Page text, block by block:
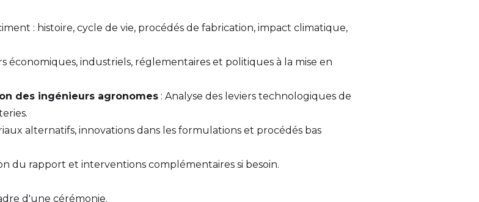
: histoire, cycle de vie, procédés de fabrication, impact climatique,
économiques, industriels, réglementaires et politiques à la mise en
des ingénieurs agronomes : Analyse des leviers technologiques de
alternatifs, innovations dans les formulations et procédés bas
du rapport et interventions complémentaires si besoin.
d'une cérémonie.